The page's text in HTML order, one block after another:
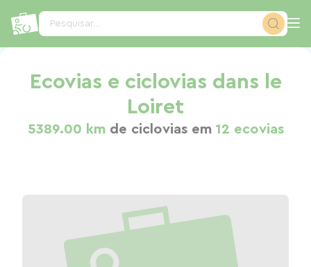
Pesquisar...
Ecovias e ciclovias dans le
Loiret
5389.00 kmde ciclovias em 12 ecovias
Painel de Gerenciamento de Cookies